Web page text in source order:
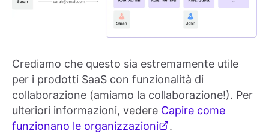
Crediamo che questo sia estremamente utile
per i prodotti SaaS con funzionalità di
collaborazione (amiamo la collaborazione!). Per
ulteriori informazioni, vedere Capire come
funzionano le organizzazioni
.